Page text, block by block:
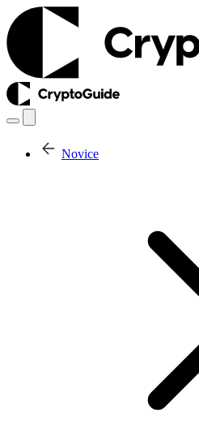
Novice